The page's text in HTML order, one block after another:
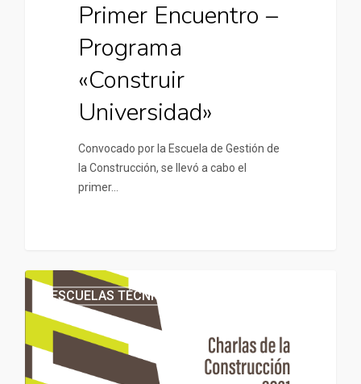
Primer Encuentro –
Programa
«Construir
Universidad»
Convocado por la Escuela de Gestión de
la Construcción, se llevó a cabo el
primer…
ESCUELAS TÉCNICAS